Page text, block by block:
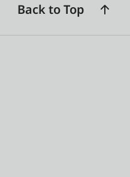
Back to Top